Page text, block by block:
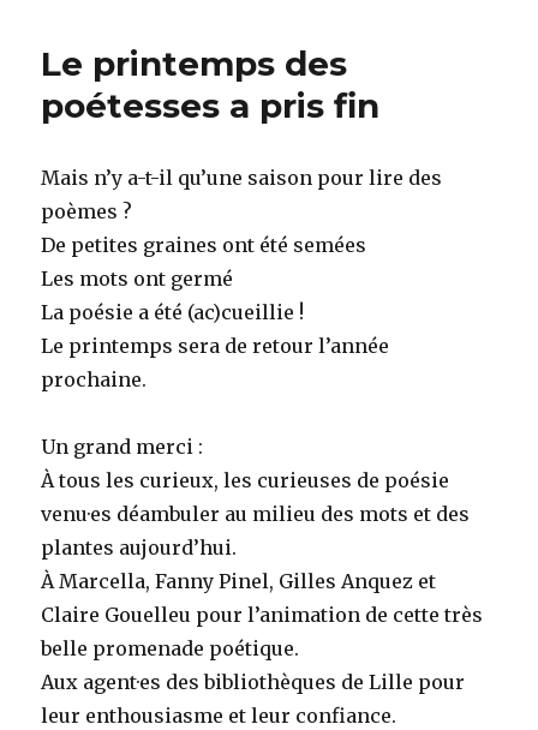
Le printemps des
poétesses a pris fin
Mais n’y a-t-il qu’une saison pour lire des
poèmes ?
De petites graines ont été semées
Les mots ont germé
La poésie a été (ac)cueillie !
Le printemps sera de retour l’année
prochaine.
Un grand merci :
À tous les curieux, les curieuses de poésie
venu·es déambuler au milieu des mots et des
plantes aujourd’hui.
À Marcella, Fanny Pinel, Gilles Anquez et
Claire Gouelleu pour l’animation de cette très
belle promenade poétique.
Aux agent·es des bibliothèques de Lille pour
leur enthousiasme et leur confiance.